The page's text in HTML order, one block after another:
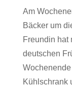
Am
Bäcker um
Freundin hat
deutschen
Kühlschrank